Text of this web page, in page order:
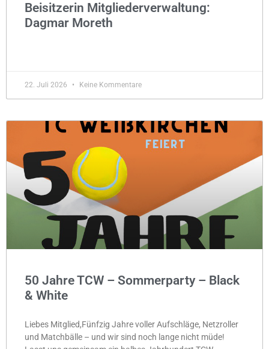
Beisitzerin Mitgliederverwaltung:
Dagmar Moreth
22. Juli 2026 Keine Kommentare
50 Jahre TCW – Sommerparty – Black
& White
Liebes Mitglied,Fünfzig Jahre voller Aufschläge, Netzroller
und Matchbälle – und wir sind noch lange nicht müde!